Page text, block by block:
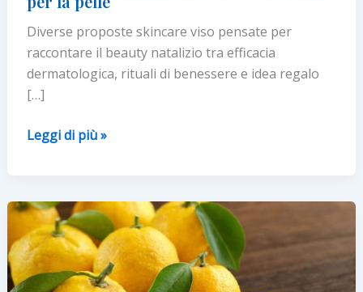
Diverse proposte skincare viso pensate per
raccontare il beauty natalizio tra efficacia
dermatologica, rituali di benessere e idea regalo
[…]
Beauty
2025:
benessere
e
cura
per
Leggi di più »